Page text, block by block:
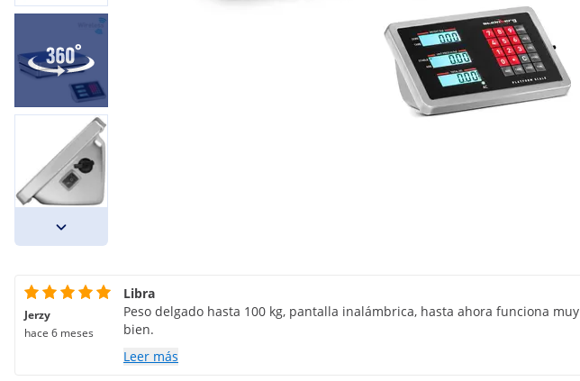
Jerzy
hace 6 meses
Libra
Peso delgado hasta 100 kg, pantalla inalámbrica, hasta ahora funciona muy
bien.
Leer más